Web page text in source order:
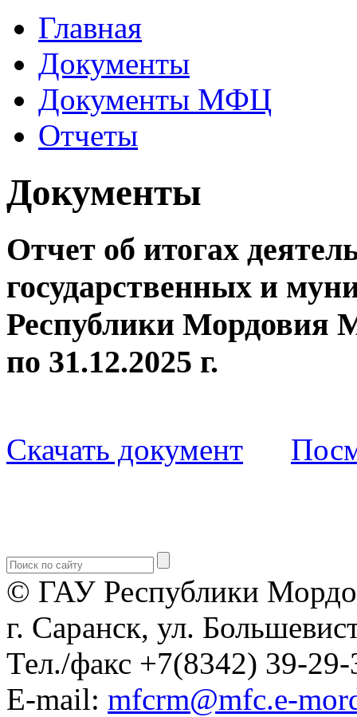
Главная
Документы
Документы МФЦ
Отчеты
Документы
Отчет об итогах
государственных и
Республики Мордовия
по 31.12.2025 г.
Скачать документ
© ГАУ Республики
г. Саранск, ул.
Тел./факс +7(8342) 39-29-
E-mail: mfcrm@mfc.e-